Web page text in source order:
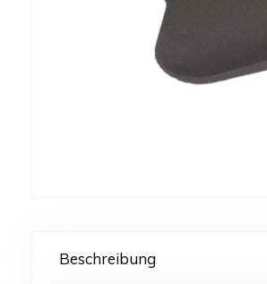
Beschreibung